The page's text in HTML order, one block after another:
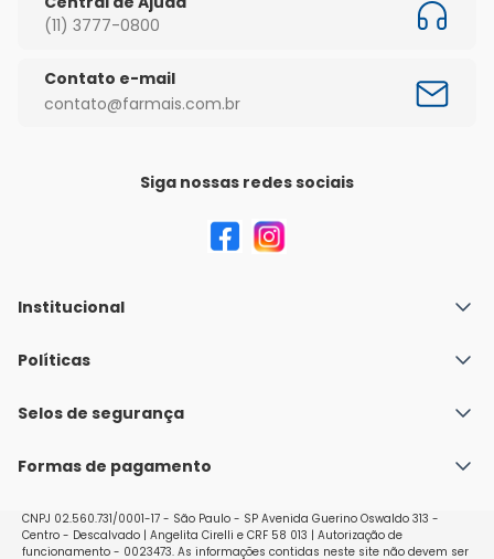
(11) 3777-0800
Contato e-mail
contato@farmais.com.br
Siga nossas redes sociais
Institucional
Quem Somos
Nossas lojas
Políticas
Política de Envio
Políticas de Trocas e Devoluções
Selos de segurança
Formas de pagamento
CNPJ 02.560.731/0001-17 - São Paulo - SP Avenida Guerino Oswaldo 313 -
Centro - Descalvado | Angelita Cirelli e CRF 58 013 | Autorização de
funcionamento - 0023473. As informações contidas neste site não devem ser